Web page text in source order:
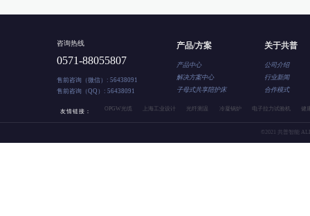
咨询热线
0571-88055807
售前咨询（微信）: 56438091
售前咨询（QQ）: 56438091
产品/方案
产品中心
解决方案中心
子母式共享陪护床
关于共普
公司介绍
行业新闻
合作模式
友情链接：
OPGW光缆 上海工业设计 光纤测温 冷凝锅炉 电子拉力试验机 健
©2021 共普智能